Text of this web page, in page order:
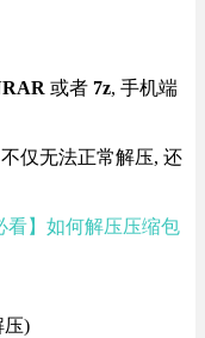
或者 7z, 手机端
仅无法正常解压, 还
看】如何解压压缩包
压)